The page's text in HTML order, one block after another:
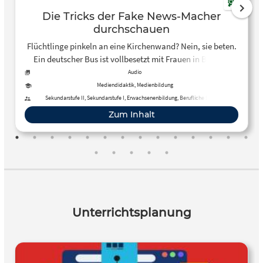
Die Tricks der Fake News-Macher
durchschauen
Flüchtlinge pinkeln an eine Kirchenwand? Nein, sie beten.
Ein deutscher Bus ist vollbesetzt mit Frauen in Burkas?
Nein, es sind nur geschickt fotografierte leere Bussitze.
Warum streuen manche Fake News? Was können die
anrichten? Im Podcast “so geht MEDIEN” können du und
deine Schüler:innen mehr dazu erfahren.
Audio
Mediendidaktik, Medienbildung
Sekundarstufe II, Sekundarstufe I, Erwachsenenbildung, Berufliche Bildung
Zum Inhalt
Unterrichtsplanung